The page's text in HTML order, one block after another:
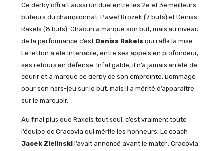
Ce derby offrait aussi un duel entre les 2e et 3e meilleurs
buteurs du championnat: Paweł Brożek (7 buts) et Deniss
Rakels (8 buts). Chacun a marqué son but, mais au niveau
de la performance c’est Deniss Rakels qui rafle la mise.
Le letton a été intenable, entre ses appels en profondeur,
ses retours en défense. Infatigable, il n’a jamais arrêté de
courir et a marqué ce derby de son empreinte. Dommage
pour son hors-jeu sur le but, mais il a mérité d’apparaître
sur le marquoir.
Au final plus que Rakels tout seul, c’est vraiment toute
l’équipe de Cracovia qui mérite les honneurs. Le coach
Jacek Zielinskil’avait annoncé avant le match: Cracovia